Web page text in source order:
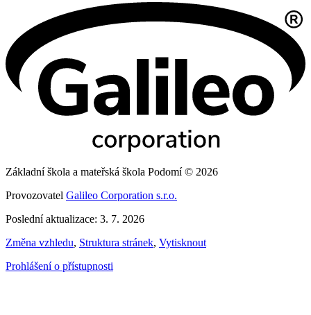
Základní škola a mateřská škola Podomí © 2026
Provozovatel Galileo Corporation s.r.o.
Poslední aktualizace: 3. 7. 2026
Změna vzhledu, Struktura stránek, Vytisknout
Prohlášení o přístupnosti